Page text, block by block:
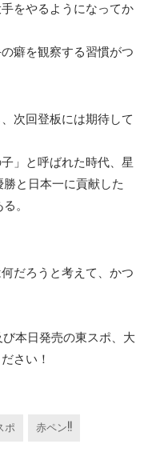
をやるようになってか
癖を観察する習慣がつ
次回登板には期待して
」と呼ばれた時代、星
と日本一に貢献した
。
だろうと考えて、かつ
本日発売の東スポ、大
さい！
ポ 赤ペン!!